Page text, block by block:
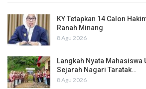
KY Tetapkan 14 Calon
Ranah Minang
8 Agu 2026
Langkah Nyata Mahasiswa
Sejarah Nagari Taratak…
8 Agu 2026